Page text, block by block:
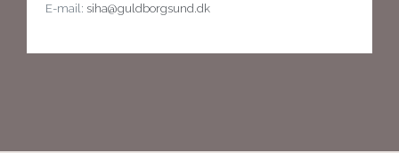
E-mail: siha@guldborgsund.dk